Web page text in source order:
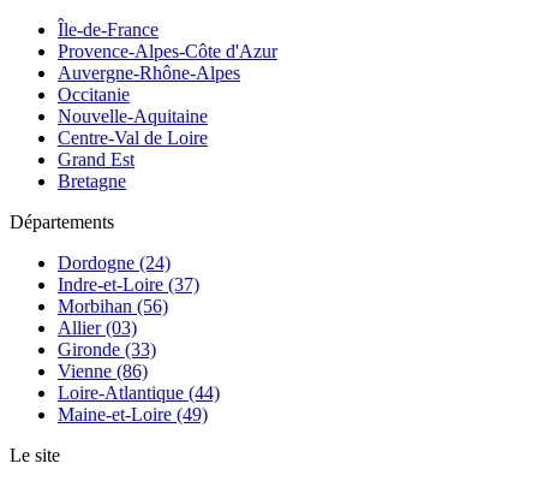
Île-de-France
Provence-Alpes-Côte d'Azur
Auvergne-Rhône-Alpes
Occitanie
Nouvelle-Aquitaine
Centre-Val de Loire
Grand Est
Bretagne
Départements
Dordogne (24)
Indre-et-Loire (37)
Morbihan (56)
Allier (03)
Gironde (33)
Vienne (86)
Loire-Atlantique (44)
Maine-et-Loire (49)
Le site